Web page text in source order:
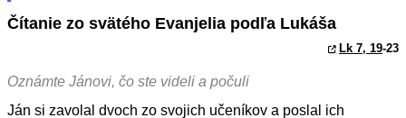
Čítanie zo svätého Evanjelia podľa Lukáša
Lk 7, 19-23
Oznámte Jánovi, čo ste videli a počuli
Ján si zavolal dvoch zo svojich učeníkov a poslal ich